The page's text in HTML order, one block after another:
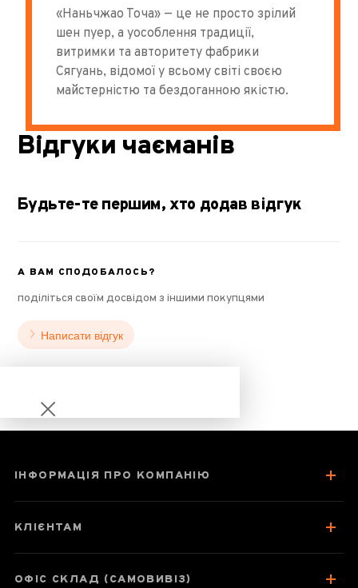
«Наньчжао Точа» — це не просто зрілий
шен пуер, а уособлення традиції,
витримки та авторитету фабрики
Сягуань, відомої у всьому світі своєю
майстерністю та бездоганною якістю.
Відгуки чаєманів
Будьте-те першим, хто додав відгук
А ВАМ СПОДОБАЛОСЬ?
поділіться своїм досвідом з іншими покупцями
Написати відгук
Шен Пуер
рік
ІНФОРМАЦІЯ ПРО КОМПАНІЮ
КЛІЄНТАМ
ОФІС СКЛАД (САМОВИВІЗ)